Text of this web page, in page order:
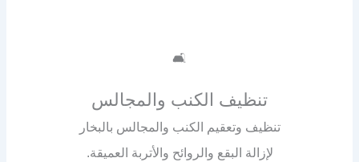
🛋️
تنظيف الكنب والمجالس
تنظيف وتعقيم الكنب والمجالس بالبخار
لإزالة البقع والروائح والأتربة العميقة.